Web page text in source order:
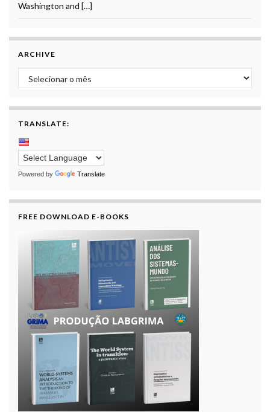
Washington and […]
ARCHIVE
Archive
TRANSLATE:
Powered by Translate
FREE DOWNLOAD E-BOOKS